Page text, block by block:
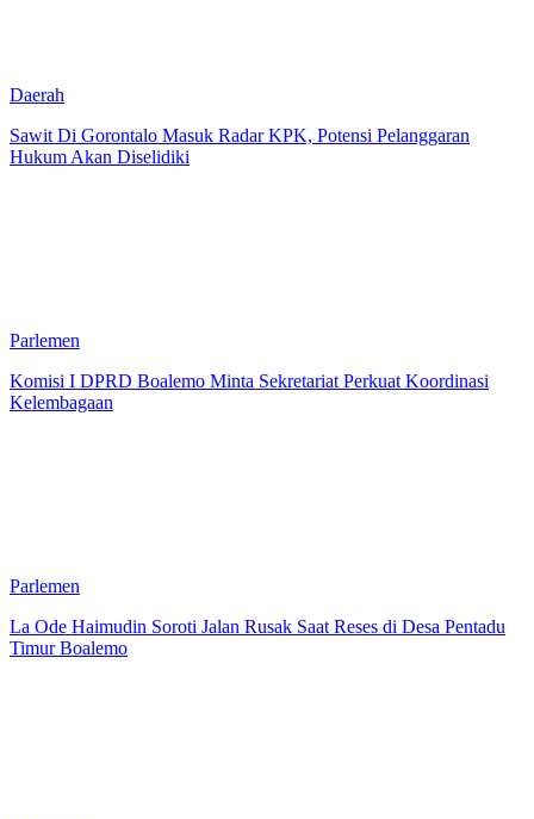
Daerah
Sawit Di Gorontalo Masuk Radar KPK, Potensi Pelanggaran
Hukum Akan Diselidiki
Parlemen
Komisi I DPRD Boalemo Minta Sekretariat Perkuat Koordinasi
Kelembagaan
Parlemen
La Ode Haimudin Soroti Jalan Rusak Saat Reses di Desa Pentadu
Timur Boalemo